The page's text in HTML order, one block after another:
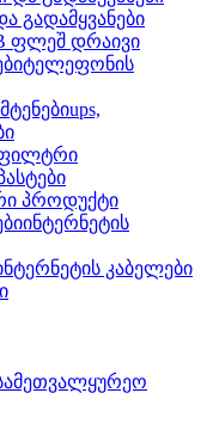
გადამყვანები
ფლეშ დრაივი
ტელეფონის
ups,
პროდუქტი
ინტერნეტის
კაბელები